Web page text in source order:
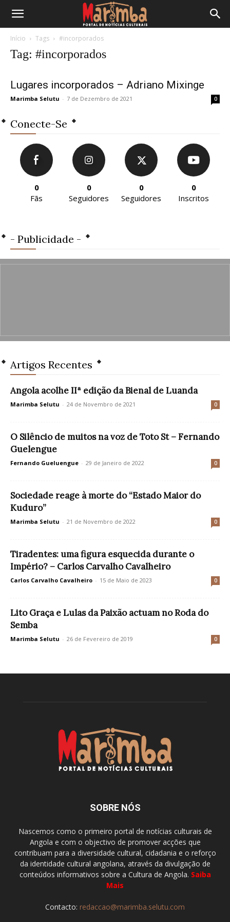
Início Tags #incorporados
Tag: #incorporados
Lugares incorporados – Adriano Mixinge
Marimba Selutu - 7 de Dezembro de 2021 0
Conecte-Se
0
Fãs
0
Seguidores
0
Seguidores
0
Inscritos
- Publicidade -
Artigos Recentes
Angola acolhe IIª edição da Bienal de Luanda
Marimba Selutu - 24 de Novembro de 2021 0
O Silêncio de muitos na voz de Toto St – Fernando
Guelengue
Fernando Gueluengue - 29 de Janeiro de 2022 0
Sociedade reage à morte do “Estado Maior do
Kuduro”
Marimba Selutu - 21 de Novembro de 2022 0
Tiradentes: uma figura esquecida durante o
Império? – Carlos Carvalho Cavalheiro
Carlos Carvalho Cavalheiro - 15 de Maio de 2023 0
Lito Graça e Lulas da Paixão actuam no Roda do
Semba
Marimba Selutu - 26 de Fevereiro de 2019 0
SOBRE NÓS
Nascemos como o primeiro portal de notícias culturais de
Angola e com o objectivo de promover acções que
contribuam para a diversidade cultural, cidadania e o reforço
da identidade cultural angolana, através da divulgação de
conteúdos informativos sobre a Cultura de Angola. Saiba
Mais
Contacto: redaccao@marimba.selutu.com